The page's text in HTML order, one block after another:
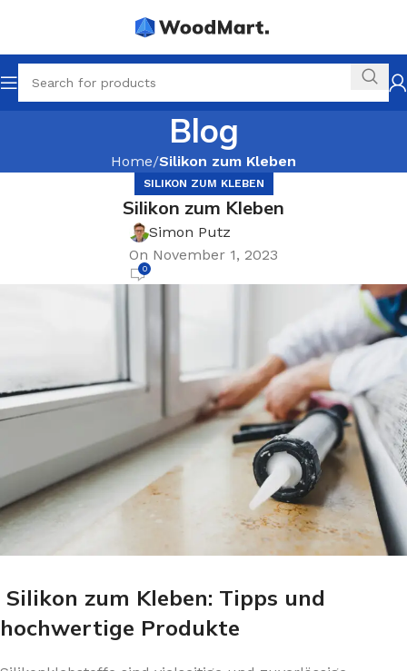
Blog
Home Silikon zum Kleben
SILIKON ZUM KLEBEN
Silikon zum Kleben
Simon Putz
On November 1, 2023
0
Silikon zum Kleben: Tipps und
hochwertige Produkte